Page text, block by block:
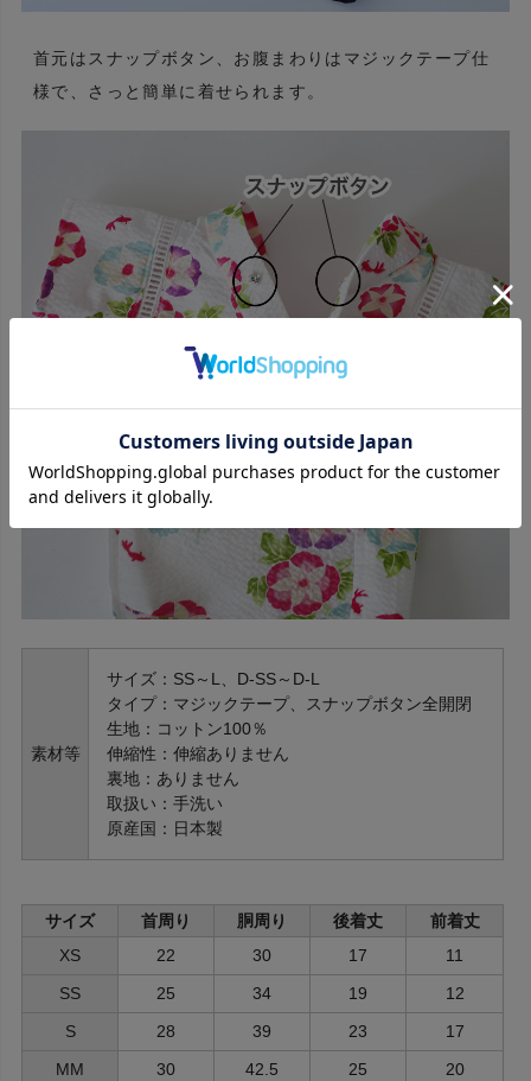
首元はスナップボタン、お腹まわりはマジックテープ仕
様で、さっと簡単に着せられます。
素材等
サイズ：SS～L、D-SS～D-L
タイプ：マジックテープ、スナップボタン全開閉
生地：コットン100％
伸縮性：伸縮ありません
裏地：ありません
取扱い：手洗い
原産国：日本製
サイズ 首周り 胴周り 後着丈
前着丈
XS
22 30 17
11
SS
25 34 19
12
S
28 39 23
17
MM
30 42.5 25
20